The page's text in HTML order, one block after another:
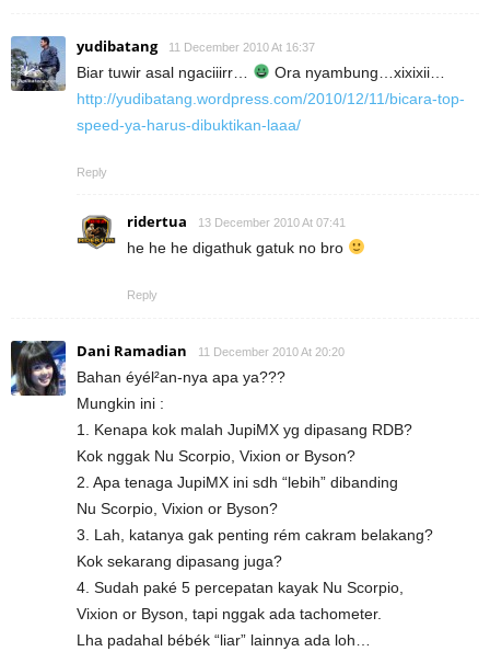
yudibatang 11 December 2010 At 16:37
Biar tuwir asal ngaciiirr…
Ora nyambung…xixixii…
http://yudibatang.wordpress.com/2010/12/11/bicara-top-
speed-ya-harus-dibuktikan-laaa/
Reply
ridertua 13 December 2010 At 07:41
he he he digathuk gatuk no bro
Reply
Dani Ramadian 11 December 2010 At 20:20
Bahan éyél²an-nya apa ya???
Mungkin ini :
1. Kenapa kok malah JupiMX yg dipasang RDB?
Kok nggak Nu Scorpio, Vixion or Byson?
2. Apa tenaga JupiMX ini sdh “lebih” dibanding
Nu Scorpio, Vixion or Byson?
3. Lah, katanya gak penting rém cakram belakang?
Kok sekarang dipasang juga?
4. Sudah paké 5 percepatan kayak Nu Scorpio,
Vixion or Byson, tapi nggak ada tachometer.
Lha padahal bébék “liar” lainnya ada loh…